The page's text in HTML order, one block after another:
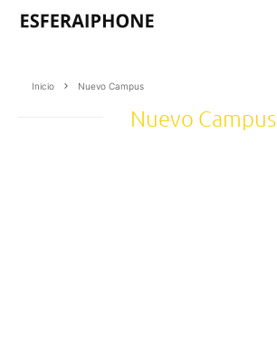
Inicio Nuevo Campus
Nuevo Campus